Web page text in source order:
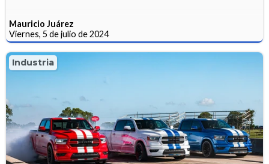
Mauricio Juárez
Viernes, 5 de julio de 2024
Industria